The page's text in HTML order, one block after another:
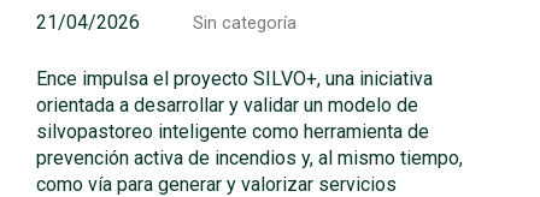
21/04/2026 Sin categoría
Ence impulsa el proyecto SILVO+, una iniciativa
orientada a desarrollar y validar un modelo de
silvopastoreo inteligente como herramienta de
prevención activa de incendios y, al mismo tiempo,
como vía para generar y valorizar servicios